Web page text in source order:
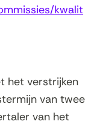
kwalit
het verstrijken
van twee
van het